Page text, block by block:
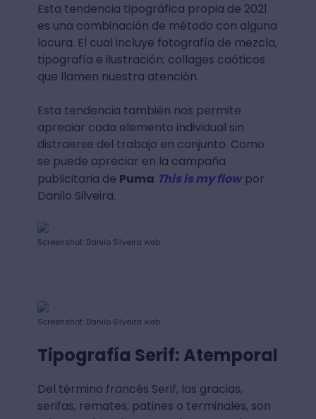
Esta tendencia tipográfica propia de 2021
es una combinación de método con alguna
locura. El cual incluye fotografía de mezcla,
tipografía e ilustración; collages caóticos
que llamen nuestra atención.
Esta tendencia también nos permite
apreciar cada elemento individual sin
distraerse del trabajo en conjunto. Como
se puede apreciar en la campaña
publicitaria de Puma This is my flow por
Danilo Silveira.
Screenshot: Danilo Silveira web
Screenshot: Danilo Silveira web
Tipografía Serif: Atemporal
Del término francés Serif, las gracias,
serifas, remates, patines o terminales, son